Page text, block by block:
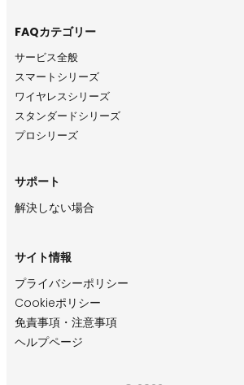
FAQカテゴリー
サービス全般
スマートシリーズ
ワイヤレスシリーズ
スタンダードシリーズ
プロシリーズ
サポート
解決しない場合
サイト情報
プライバシーポリシー
Cookieポリシー
免責事項・注意事項
ヘルプページ